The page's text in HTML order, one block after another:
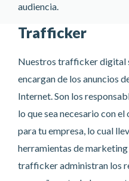
audiencia.
Trafficker
Nuestros trafficker digital
encargan de los anuncios
Internet. Son los
lo que sea necesario con
para tu empresa, lo cual
herramientas de
trafficker administran los